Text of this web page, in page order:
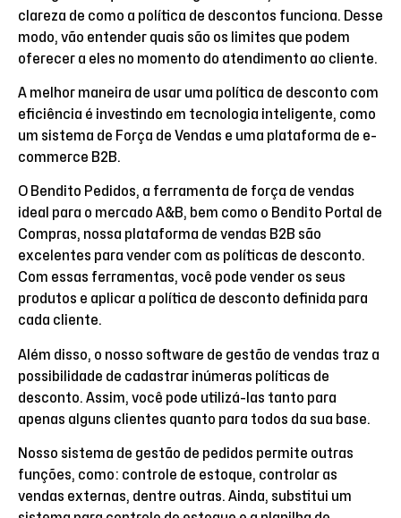
clareza de como a política de descontos funciona. Desse
modo, vão entender quais são os limites que podem
oferecer a eles no momento do atendimento ao cliente.
A melhor maneira de usar uma política de desconto com
eficiência é investindo em tecnologia inteligente, como
um sistema de Força de Vendas e uma plataforma de e-
commerce B2B.
O Bendito Pedidos, a ferramenta de força de vendas
ideal para o mercado A&B, bem como o Bendito Portal de
Compras, nossa plataforma de vendas B2B são
excelentes para vender com as políticas de desconto.
Com essas ferramentas, você pode vender os seus
produtos e aplicar a política de desconto definida para
cada cliente.
Além disso, o nosso software de gestão de vendas traz a
possibilidade de cadastrar inúmeras políticas de
desconto. Assim, você pode utilizá-las tanto para
apenas alguns clientes quanto para todos da sua base.
Nosso sistema de gestão de pedidos permite outras
funções, como: controle de estoque, controlar as
vendas externas, dentre outras. Ainda, substitui um